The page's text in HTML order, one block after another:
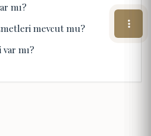
mı?
mevcut mu?
mı?